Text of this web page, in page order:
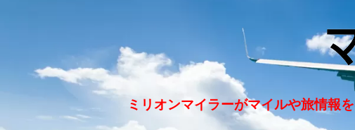
ミリオンマイラーがマイルや旅情報